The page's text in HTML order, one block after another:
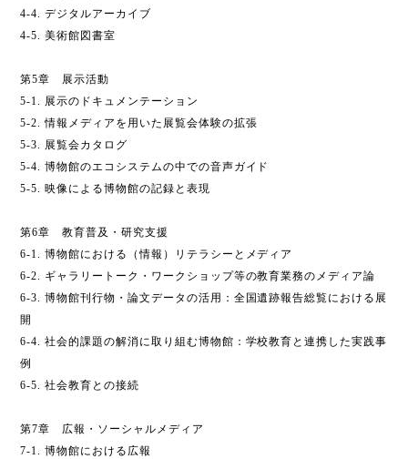
4-4. デジタルアーカイブ
4-5. 美術館図書室
第5章 展示活動
5-1. 展示のドキュメンテーション
5-2. 情報メディアを用いた展覧会体験の拡張
5-3. 展覧会カタログ
5-4. 博物館のエコシステムの中での音声ガイド
5-5. 映像による博物館の記録と表現
第6章 教育普及・研究支援
6-1. 博物館における（情報）リテラシーとメディア
6-2. ギャラリートーク・ワークショップ等の教育業務のメディア論
6-3. 博物館刊行物・論文データの活用：全国遺跡報告総覧における展
開
6-4. 社会的課題の解消に取り組む博物館：学校教育と連携した実践事
例
6-5. 社会教育との接続
第7章 広報・ソーシャルメディア
7-1. 博物館における広報